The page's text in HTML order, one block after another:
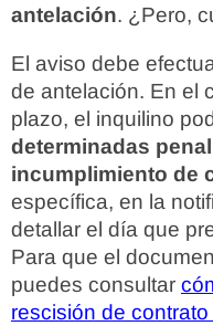
antelación. ¿Pero,
El aviso debe
de antelación. En el
plazo, el inquilino
determinadas
incumplimiento de
específica, en la
detallar el día que
Para que el
puedes consultar
rescisión de